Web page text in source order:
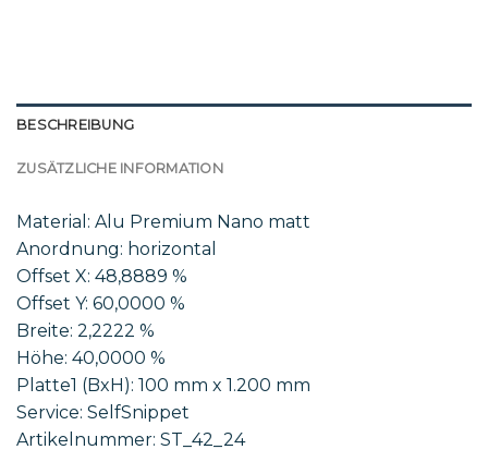
BESCHREIBUNG
ZUSÄTZLICHE INFORMATION
Material: Alu Premium Nano matt
Anordnung: horizontal
Offset X: 48,8889 %
Offset Y: 60,0000 %
Breite: 2,2222 %
Höhe: 40,0000 %
Platte1 (BxH): 100 mm x 1.200 mm
Service: SelfSnippet
Artikelnummer: ST_42_24